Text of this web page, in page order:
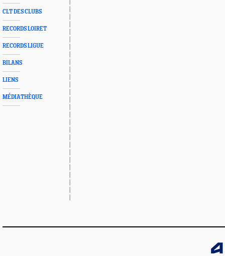
CLT DES CLUBS
RECORDS LOIRET
RECORDS LIGUE
BILANS
LIENS
MÉDIATHÈQUE